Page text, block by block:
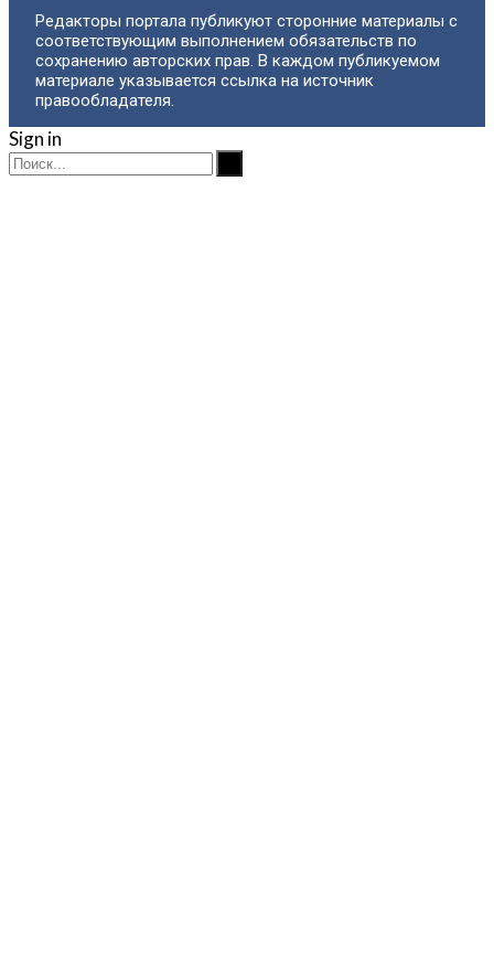
Редакторы портала публикуют сторонние материалы с
соответствующим выполнением обязательств по
сохранению авторских прав. В каждом публикуемом
материале указывается ссылка на источник
правообладателя.
Sign in